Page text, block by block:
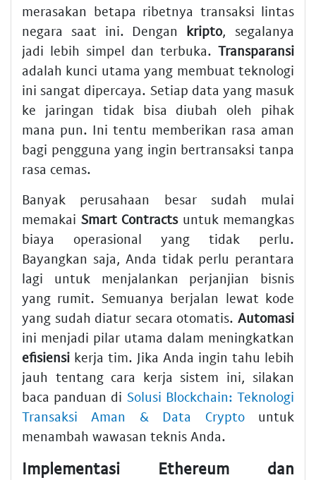
merasakan betapa ribetnya transaksi lintas
negara saat ini. Dengan kripto, segalanya
jadi lebih simpel dan terbuka. Transparansi
adalah kunci utama yang membuat teknologi
ini sangat dipercaya. Setiap data yang masuk
ke jaringan tidak bisa diubah oleh pihak
mana pun. Ini tentu memberikan rasa aman
bagi pengguna yang ingin bertransaksi tanpa
rasa cemas.
Banyak perusahaan besar sudah mulai
memakai Smart Contractsuntuk memangkas
biaya operasional yang tidak perlu.
Bayangkan saja, Anda tidak perlu perantara
lagi untuk menjalankan perjanjian bisnis
yang rumit. Semuanya berjalan lewat kode
yang sudah diatur secara otomatis. Automasi
ini menjadi pilar utama dalam meningkatkan
efisiensi kerja tim. Jika Anda ingin tahu lebih
jauh tentang cara kerja sistem ini, silakan
baca panduan di Solusi Blockchain: Teknologi
Transaksi Aman & Data Cryptountuk
menambah wawasan teknis Anda.
Implementasi Ethereum dan